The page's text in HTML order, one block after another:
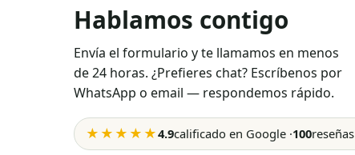
Hablamos contigo
Envía el formulario y te llamamos en menos
de 24 horas. ¿Prefieres chat? Escríbenos por
WhatsApp o email — respondemos rápido.
★★★★★4.9calificado en Google ·100reseñas